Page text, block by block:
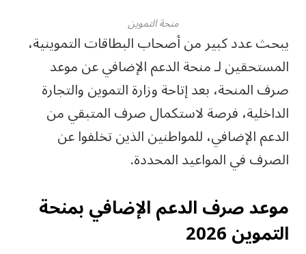
منحة التموين
يبحث عدد كبير من أصحاب البطاقات التموينية،
المستحقين لـ منحة الدعم الإضافي عن موعد
صرف المنحة، بعد إتاحة وزارة التموين والتجارة
الداخلية، فرصة لاستكمال صرف المتبقي من
الدعم الإضافي، للمواطنين الذين تخلفوا عن
الصرف في المواعيد المحددة.
موعد صرف الدعم الإضافي بمنحة
التموين 2026